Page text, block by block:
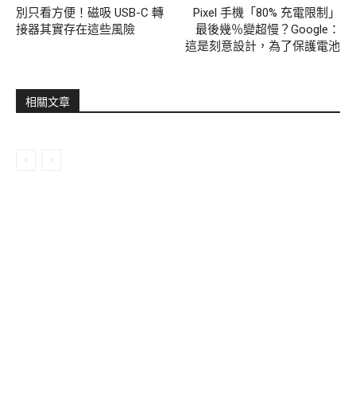
別只看方便！磁吸 USB-C 轉
接器其實存在這些風險
Pixel 手機「80% 充電限制」
最後幾％變超慢？Google：
這是刻意設計，為了保護電池
相關文章